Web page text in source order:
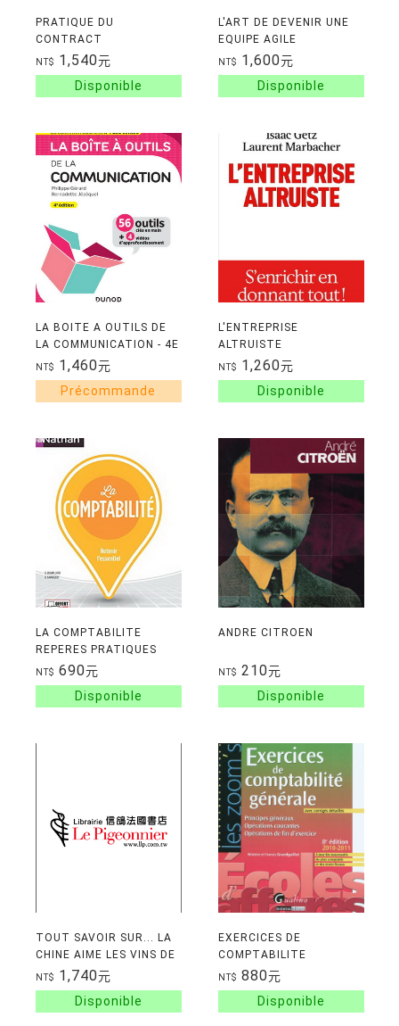
PRATIQUE DU
CONTRACT
MANAGEMENT- 3EME
EDITION - OPTIMISEZ LA
GESTION DU CYCLE DE
NT$ 1,540元
L'ART DE DEVENIR UNE
EQUIPE AGILE
NT$ 1,600元
LA BOITE A OUTILS DE
LA COMMUNICATION - 4E
ED.
NT$ 1,460元
L'ENTREPRISE
ALTRUISTE
NT$ 1,260元
LA COMPTABILITE
REPERES PRATIQUES
N13 2017
NT$ 690元
ANDRE CITROEN
NT$ 210元
TOUT SAVOIR SUR... LA
CHINE AIME LES VINS DE
FRANCE - MARCHE
EMERGENT OU MARCHE
CONCURRENT? **
NT$ 1,740元
EXERCICES DE
COMPTABILITE
GENERALE, AVEC
CORRIGES DETAILLES :
PRINCIPES GENERAUX,
NT$ 880元